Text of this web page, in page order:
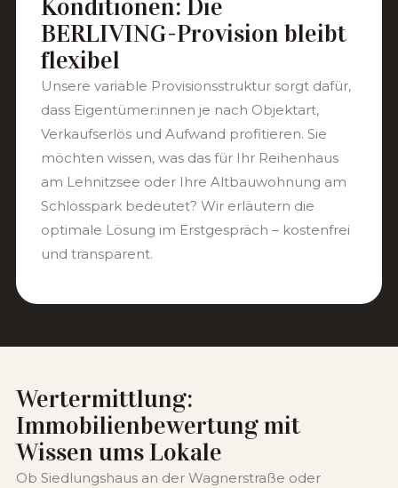
Konditionen: Die
BERLIVING-Provision bleibt
flexibel
Unsere variable Provisionsstruktur sorgt dafür,
dass Eigentümer:innen je nach Objektart,
Verkaufserlös und Aufwand profitieren. Sie
möchten wissen, was das für Ihr Reihenhaus
am Lehnitzsee oder Ihre Altbauwohnung am
Schlosspark bedeutet? Wir erläutern die
optimale Lösung im Erstgespräch – kostenfrei
und transparent.
Wertermittlung:
Immobilienbewertung mit
Wissen ums Lokale
Ob Siedlungshaus an der Wagnerstraße oder